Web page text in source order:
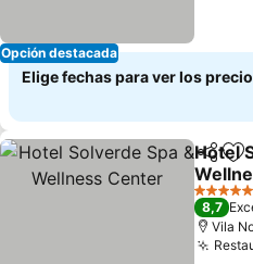
Opción destacada
Elige fechas para ver los
Hotel
5 Estrellas
8,7
Vila